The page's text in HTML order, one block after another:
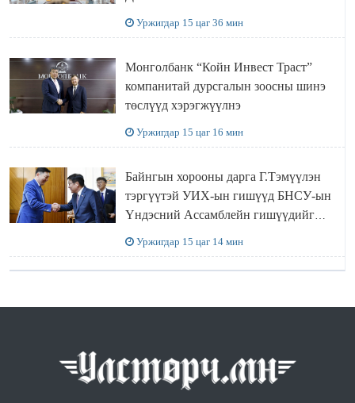
Уржигдар 15 цаг 36 мин
Монголбанк “Койн Инвест Траст”
компанитай дурсгалын зоосны шинэ
төслүүд хэрэгжүүлнэ
Уржигдар 15 цаг 16 мин
Байнгын хорооны дарга Г.Тэмүүлэн
тэргүүтэй УИХ-ын гишүүд БНСУ-ын
Үндэсний Ассамблейн гишүүдийг
Уржигдар 15 цаг 14 мин